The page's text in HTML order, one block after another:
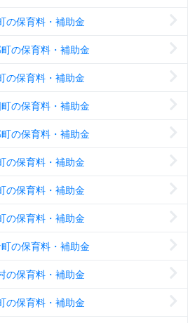
の保育料・補助金
の保育料・補助金
の保育料・補助金
町の保育料・補助金
の保育料・補助金
の保育料・補助金
の保育料・補助金
の保育料・補助金
の保育料・補助金
の保育料・補助金
の保育料・補助金